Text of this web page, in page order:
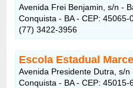
Avenida Frei Benjamin, s/n -
Conquista - BA - CEP: 45065-
(77) 3422-3956
Escola Estadual
Avenida Presidente Dutra, s/
Conquista - BA - CEP: 45015-